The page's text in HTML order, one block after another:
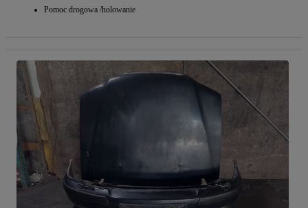
Pomoc drogowa /holowanie